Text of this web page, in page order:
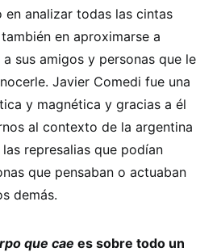
analizar todas las cintas
en aproximarse a
sus amigos y personas que le
Javier Comedi fue una
y magnética y gracias a él
al contexto de la argentina
represalias que podían
que pensaban o actuaban
demás.
que cae es sobre todo un